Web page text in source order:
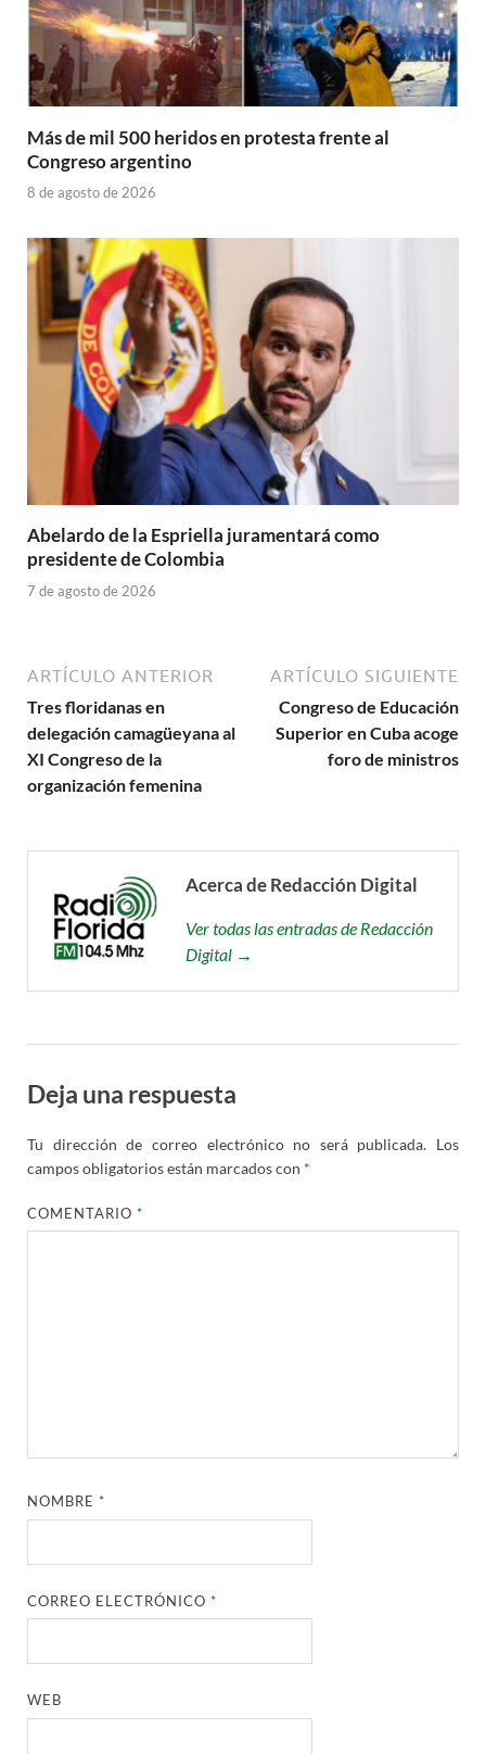
Más de mil 500 heridos en protesta frente al
Congreso argentino
8 de agosto de 2026
Abelardo de la Espriella juramentará como
presidente de Colombia
7 de agosto de 2026
ARTÍCULO ANTERIOR
Tres floridanas en
delegación camagüeyana al
XI Congreso de la
organización femenina
ARTÍCULO SIGUIENTE
Congreso de Educación
Superior en Cuba acoge
foro de ministros
Acerca de Redacción Digital
Ver todas las entradas de Redacción
Digital →
Deja una respuesta
Tu dirección de correo electrónico no será publicada. Los
campos obligatorios están marcados con *
COMENTARIO*
NOMBRE*
CORREO ELECTRÓNICO*
WEB